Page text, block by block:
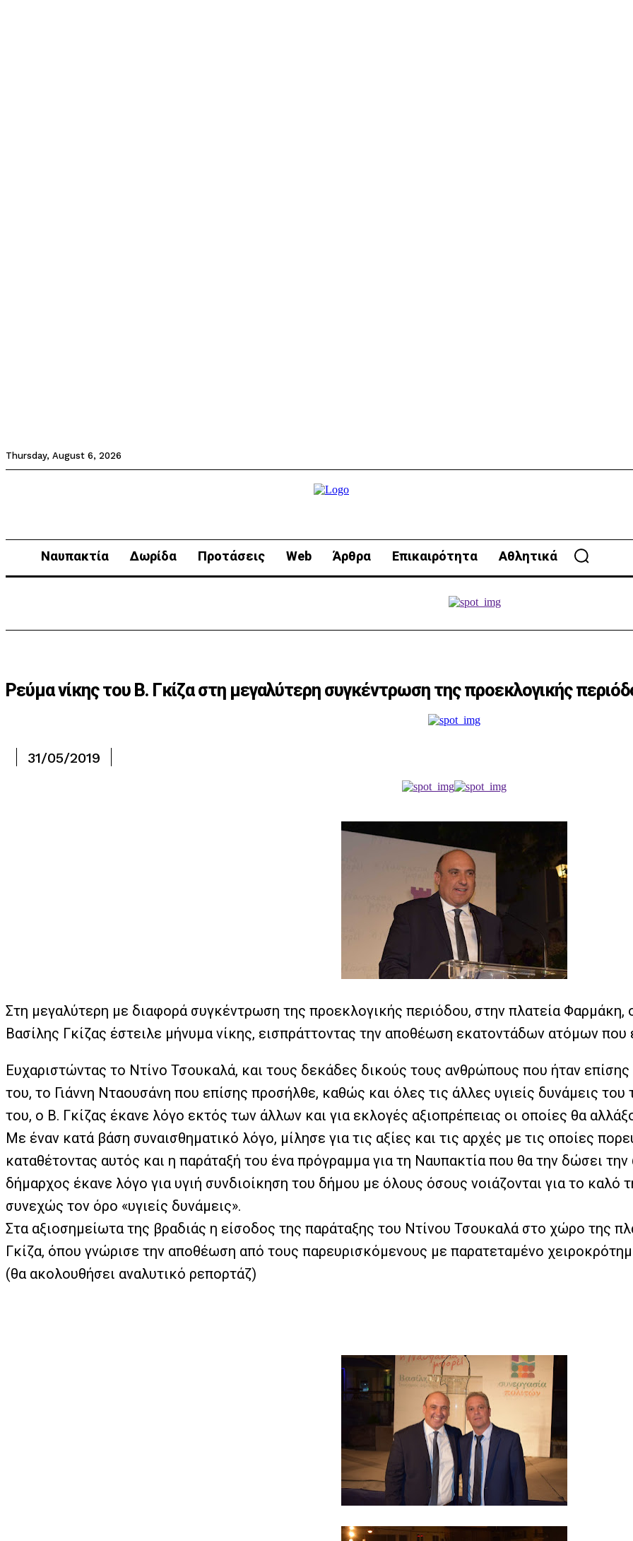
Thursday, August 6, 2026
Ναυπακτία Δωρίδα Προτάσεις Web Άρθρα Επικαιρότητα Αθλητικά
Ρεύμα νίκης του Β. Γκίζα στη μεγαλύτερη συγκέντρωση της προεκλογικής
31/05/2019
Στη μεγαλύτερη με διαφορά συγκέντρωση της προεκλογικής περιόδου, στην πλατεία
Βασίλης Γκίζας έστειλε μήνυμα νίκης, εισπράττοντας την αποθέωση εκατοντάδων ατόμων
Ευχαριστώντας το Ντίνο Τσουκαλά, και τους δεκάδες δικούς τους ανθρώπους που ήταν επίσης
του, το Γιάννη Νταουσάνη που επίσης προσήλθε, καθώς και όλες τις άλλες υγιείς δυνάμεις
του, ο Β. Γκίζας έκανε λόγο εκτός των άλλων και για εκλογές αξιοπρέπειας οι οποίες θα
Με έναν κατά βάση συναισθηματικό λόγο, μίλησε για τις αξίες και τις αρχές με τις οποίες
καταθέτοντας αυτός και η παράταξή του ένα πρόγραμμα για τη Ναυπακτία που θα την δώσει
δήμαρχος έκανε λόγο για υγιή συνδιοίκηση του δήμου με όλους όσους νοιάζονται για το καλό
συνεχώς τον όρο «υγιείς δυνάμεις».
Στα αξιοσημείωτα της βραδιάς η είσοδος της παράταξης του Ντίνου Τσουκαλά στο χώρο της
Γκίζα, όπου γνώρισε την αποθέωση από τους παρευρισκόμενους με παρατεταμένο
(θα ακολουθήσει αναλυτικό ρεπορτάζ)